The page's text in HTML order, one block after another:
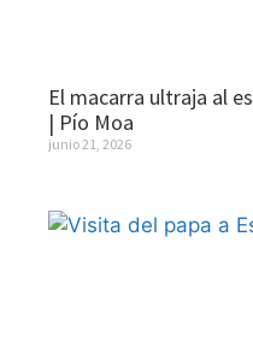
El macarra ultraja al
| Pío Moa
junio 21, 2026